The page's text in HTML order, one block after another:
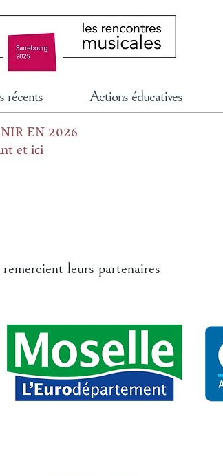
récents Actions éducatives
EN 2026
et ici
leurs partenaires